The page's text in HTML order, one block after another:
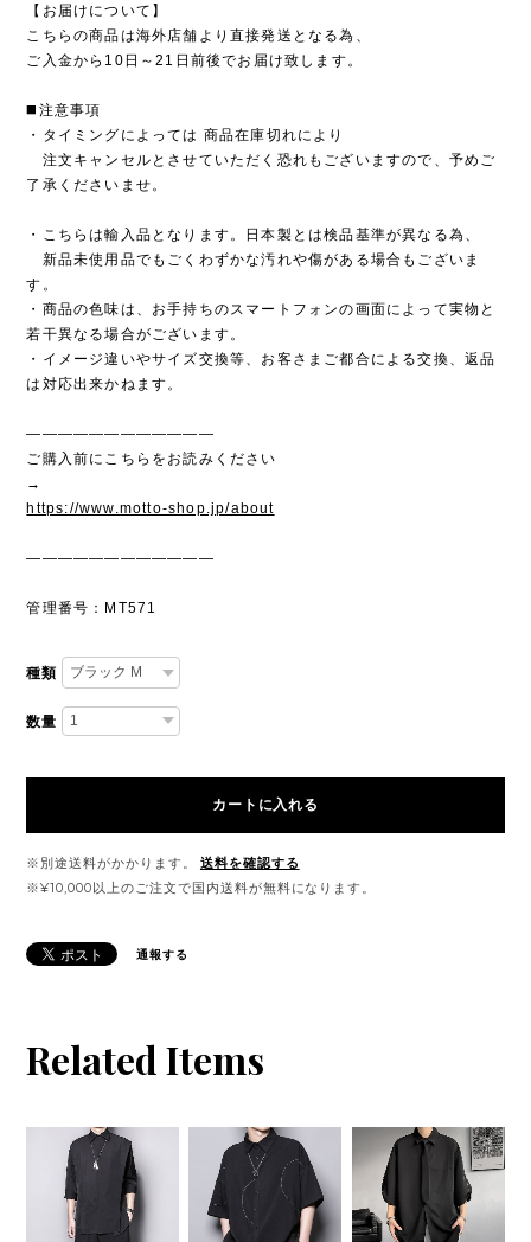
【お届けについて】
こちらの商品は海外店舗より直接発送となる為、
ご入金から10日～21日前後でお届け致します。
◼️注意事項
・タイミングによっては 商品在庫切れにより
注文キャンセルとさせていただく恐れもございますので、予めご
了承くださいませ。
・こちらは輸入品となります。日本製とは検品基準が異なる為、
新品未使用品でもごくわずかな汚れや傷がある場合もございま
す。
・商品の色味は、お手持ちのスマートフォンの画面によって実物と
若干異なる場合がございます。
・イメージ違いやサイズ交換等、お客さまご都合による交換、返品
は対応出来かねます。
————————————
ご購入前にこちらをお読みください
→
https://www.motto-shop.jp/about
————————————
管理番号：MT571
種類
数量
カートに入れる
※別途送料がかかります。
送料を確認する
※¥10,000以上のご注文で国内送料が無料になります。
通報する
Related Items